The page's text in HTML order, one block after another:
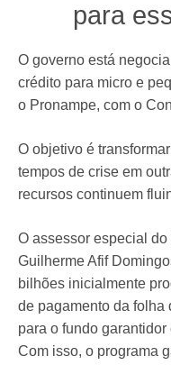
para
O governo está
crédito para micro e
o Pronampe, com o
O objetivo é
tempos de crise em
recursos continuem
O assessor especial
Guilherme Afif
bilhões inicialmente
de pagamento da
para o fundo
Com isso, o programa